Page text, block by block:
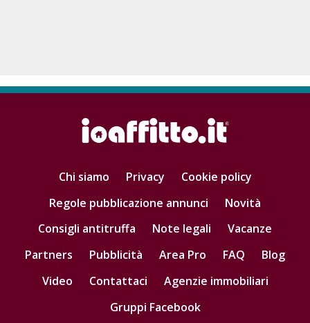
Chi siamo Privacy
Cookie policy
Regole pubblicazione annunci
Novità
Consigli antitruffa
Note legali
Vacanze
Partners
Pubblicità Area Pro FAQ
Blog
Video
Contattaci
Agenzie immobiliari
Gruppi Facebook